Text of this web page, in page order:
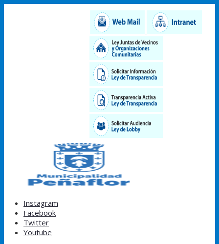
Instagram
Facebook
Twitter
Youtube